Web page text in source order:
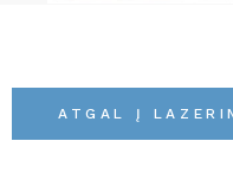
ATGAL Į